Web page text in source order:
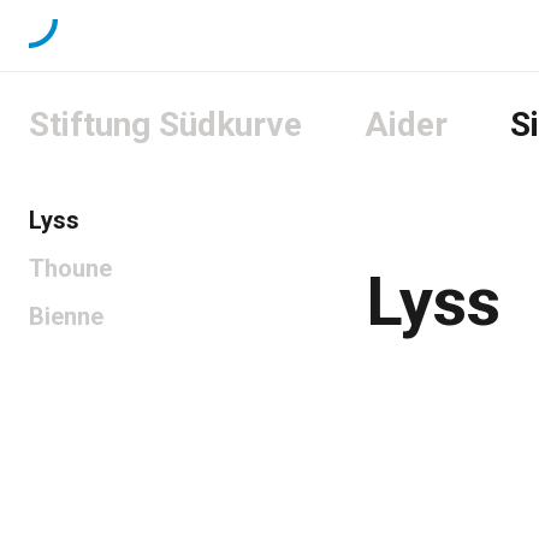
Stiftung Südkurve Aider
Lyss
Thoune
Bienne
Lyss